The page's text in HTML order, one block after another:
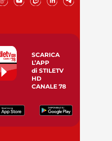
SCARICA
L’APP
di STILETV
HD
CANALE 78